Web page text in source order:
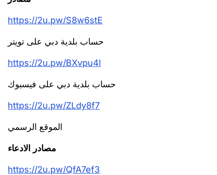
https://2u.pw/S8w6stE
https://2u.pw/BXvpu4l
https://2u.pw/ZLdy8f7
الموقع الرسمي
https://2u.pw/QfA7ef3